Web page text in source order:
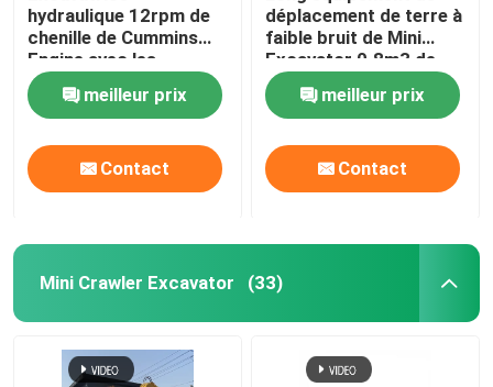
hydraulique 12rpm de
chenille de Cummins
Engine avec les
attachements
facultatifsmeilleur prix
Contact
déplacement de terre à
faible bruit de Mini
Excavator 0.8m3 de
bras
meilleur prix
Contact
Mini Crawler Excavator (33)